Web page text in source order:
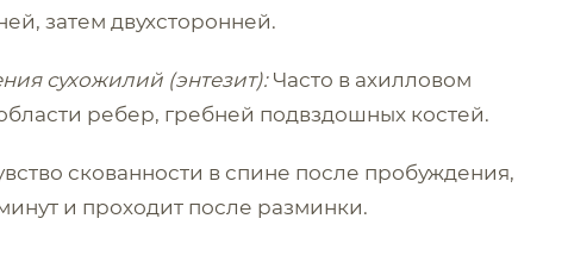
затем двухсторонней.
сухожилий (энтезит): Часто в ахилловом
ребер, гребней подвздошных костей.
скованности в спине после пробуждения,
и проходит после разминки.